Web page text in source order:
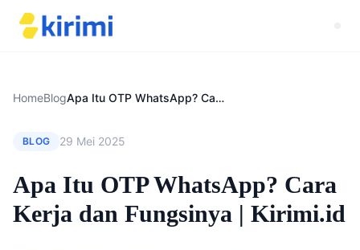
HomeBlog Apa Itu OTP WhatsApp? Cara Kerja dan Fungsinya | Kirimi.id
BLOG 29 Mei 2025
Apa Itu OTP WhatsApp? Cara
Kerja dan Fungsinya | Kirimi.id